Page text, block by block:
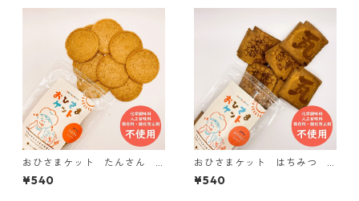
おひさまケット たんさん S
ODA【おひさまのおやつシリ
ーズ】
¥540
おひさまケット はちみつ H
ONEY【おひさまのおやつシリ
ーズ】
¥540